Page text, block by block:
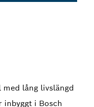
lång livslängd
inbyggt i Bosch